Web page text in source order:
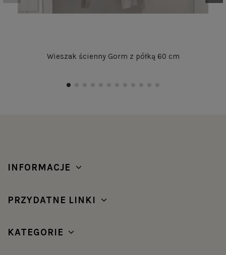
Wieszak ścienny Gorm z półką 60 cm
INFORMACJE
PRZYDATNE LINKI
KATEGORIE